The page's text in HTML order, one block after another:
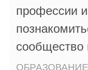
профессии
сообщество
ОБРАЗОВАНИЕ